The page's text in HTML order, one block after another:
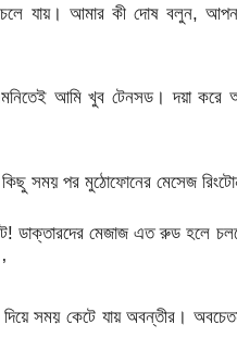
যায়। আমার কী দোষ বলুন,
আমি খুব টেনসড। দয়া করে
সময় পর মুঠোফোনের মেসেজ
ডাক্তারদের মেজাজ এত রুড
সময় কেটে যায় অবন্তীর।